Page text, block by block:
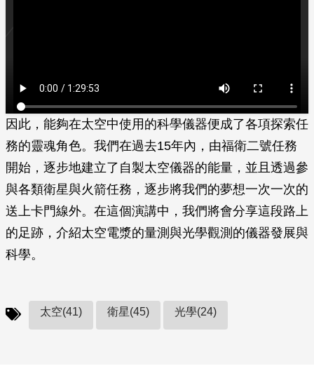
因此，能夠在太空中使用的科學儀器便成了各項探索任
務的靈魂角色。我們在過去15年內，由福衛二號任務
開始，逐步地建立了自製太空儀器的能量，並且透過參
與各類衛星與火箭任務，逐步將我們的夢想一次一次的
送上卡門線外。在這個演講中，我們將會分享這段路上
的足跡，介紹太空電漿的量測與光學觀測的儀器發展與
科學。
太空(41) 衛星(45) 光學(24)